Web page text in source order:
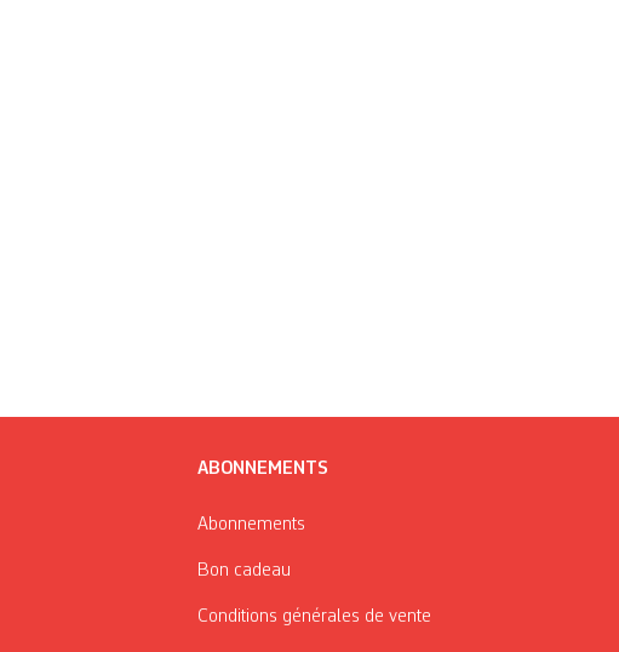
ABONNEMENTS
Abonnements
Bon cadeau
Conditions générales de vente